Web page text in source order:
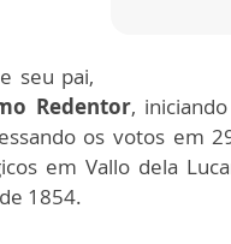
seu pai,
Redentor,
os votos em
em Vallo dela
1854.